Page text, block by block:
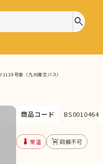
search
号車（九州産交バス）
商品コード BS0010464
device_thermostat 常温 remove_shopping_cart同梱不可